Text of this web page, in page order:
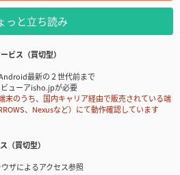
っと立ち読み
ビス（買切型）
最新の２世代前まで
ューアisho.jpが必要
のうち、国内キャリア経由で販売されている端
、Nexusなど）にて動作確認しています
（買切型）
ザによるアクセス参照